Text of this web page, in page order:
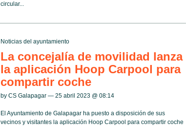
circular...
Noticias del ayuntamiento
La concejalía de movilidad lanza
la aplicación Hoop Carpool para
compartir coche
by CS Galapagar — 25 abril 2023 @ 08:14
El Ayuntamiento de Galapagar ha puesto a disposición de sus
vecinos y visitantes la aplicación Hoop Carpool para compartir coche